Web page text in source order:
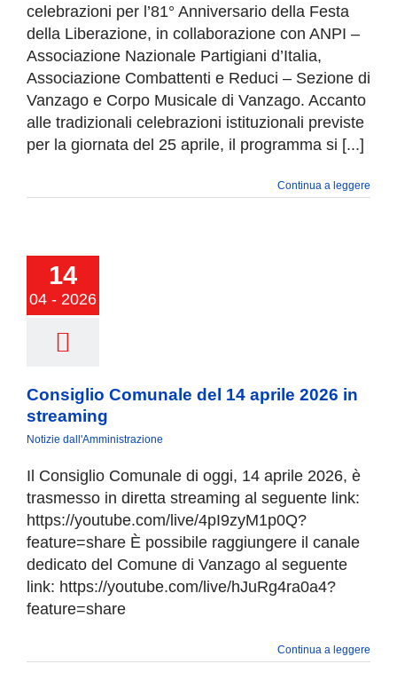
celebrazioni per l’81° Anniversario della Festa
della Liberazione, in collaborazione con ANPI –
Associazione Nazionale Partigiani d’Italia,
Associazione Combattenti e Reduci – Sezione di
Vanzago e Corpo Musicale di Vanzago. Accanto
alle tradizionali celebrazioni istituzionali previste
per la giornata del 25 aprile, il programma si [...]
Continua a leggere
14
04 - 2026
Comunale
2026 in
Consiglio Comunale del 14 aprile 2026 in
streaming
Notizie dall'Amministrazione
Il Consiglio Comunale di oggi, 14 aprile 2026, è
trasmesso in diretta streaming al seguente link:
https://youtube.com/live/4pI9zyM1p0Q?
feature=share È possibile raggiungere il canale
dedicato del Comune di Vanzago al seguente
link: https://youtube.com/live/hJuRg4ra0a4?
feature=share
Continua a leggere